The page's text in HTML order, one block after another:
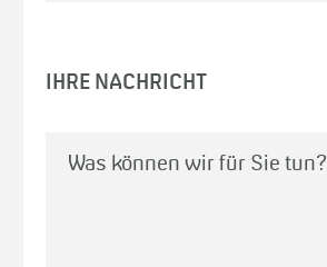
IHRE NACHRICHT
Was können wir für Sie tun?